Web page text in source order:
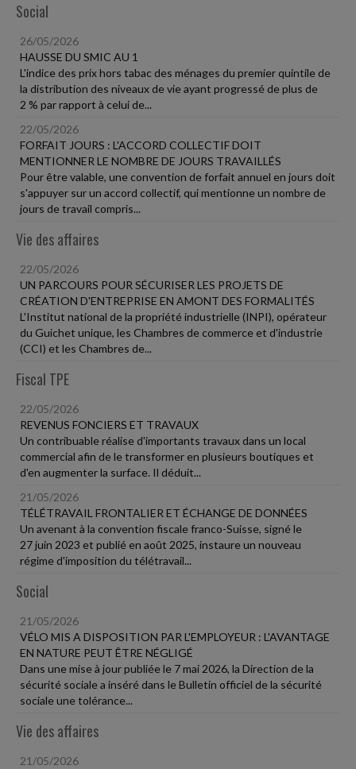
Social
26/05/2026
HAUSSE DU SMIC AU 1
L'indice des prix hors tabac des ménages du premier quintile de
la distribution des niveaux de vie ayant progressé de plus de
2 % par rapport à celui de...
22/05/2026
FORFAIT JOURS : L'ACCORD COLLECTIF DOIT
MENTIONNER LE NOMBRE DE JOURS TRAVAILLÉS
Pour être valable, une convention de forfait annuel en jours doit
s'appuyer sur un accord collectif, qui mentionne un nombre de
jours de travail compris...
Vie des affaires
22/05/2026
UN PARCOURS POUR SÉCURISER LES PROJETS DE
CRÉATION D'ENTREPRISE EN AMONT DES FORMALITÉS
L'Institut national de la propriété industrielle (INPI), opérateur
du Guichet unique, les Chambres de commerce et d'industrie
(CCI) et les Chambres de...
Fiscal TPE
22/05/2026
REVENUS FONCIERS ET TRAVAUX
Un contribuable réalise d'importants travaux dans un local
commercial afin de le transformer en plusieurs boutiques et
d'en augmenter la surface. Il déduit...
21/05/2026
TÉLÉTRAVAIL FRONTALIER ET ÉCHANGE DE DONNÉES
Un avenant à la convention fiscale franco-Suisse, signé le
27 juin 2023 et publié en août 2025, instaure un nouveau
régime d'imposition du télétravail...
Social
21/05/2026
VÉLO MIS A DISPOSITION PAR L'EMPLOYEUR : L'AVANTAGE
EN NATURE PEUT ÊTRE NÉGLIGÉ
Dans une mise à jour publiée le 7 mai 2026, la Direction de la
sécurité sociale a inséré dans le Bulletin officiel de la sécurité
sociale une tolérance...
Vie des affaires
21/05/2026